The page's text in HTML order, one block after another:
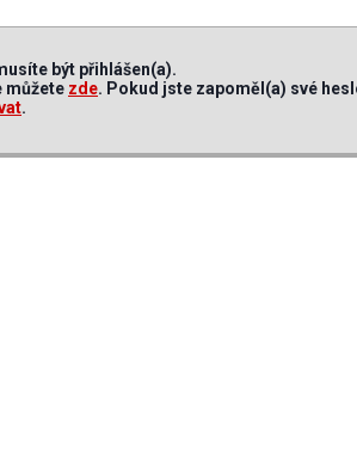
být přihlášen(a).
můžete zde. Pokud jste zapoměl(a) své
.